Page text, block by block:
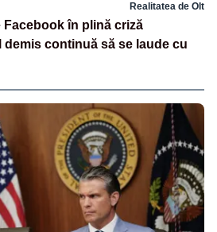
Realitatea de Olt
Facebook în plină criză
continuă să se laude cu